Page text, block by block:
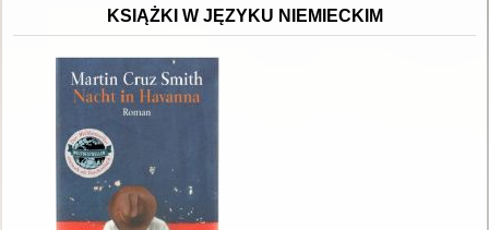
KSIĄŻKI W JĘZYKU NIEMIECKIM